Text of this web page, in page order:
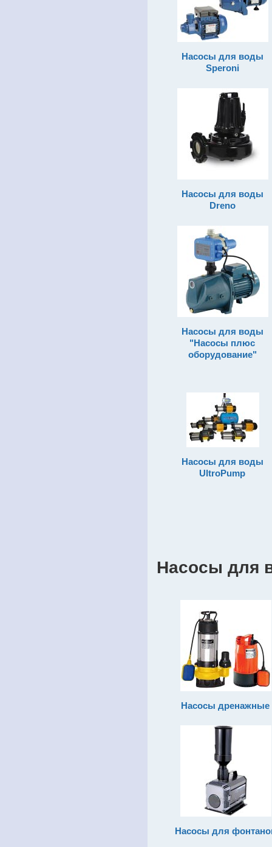
Насосы для воды
Speroni
Насосы для воды
Dreno
Насосы для воды
"Насосы плюс
оборудование"
Насосы для воды
UltroPump
Насосы для
Насосы дренажные
Насосы для